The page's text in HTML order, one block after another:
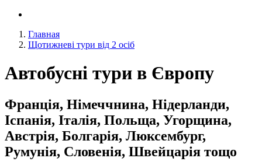
Главная
Щотижневі тури від 2 осіб
Автобусні тури в Європу
Франція, Німеччнина, Нідерланди,
Іспанія, Італія, Польща, Угорщина,
Австрія, Болгарія, Люксембург,
Румунія, Словенія, Швейцарія тощо